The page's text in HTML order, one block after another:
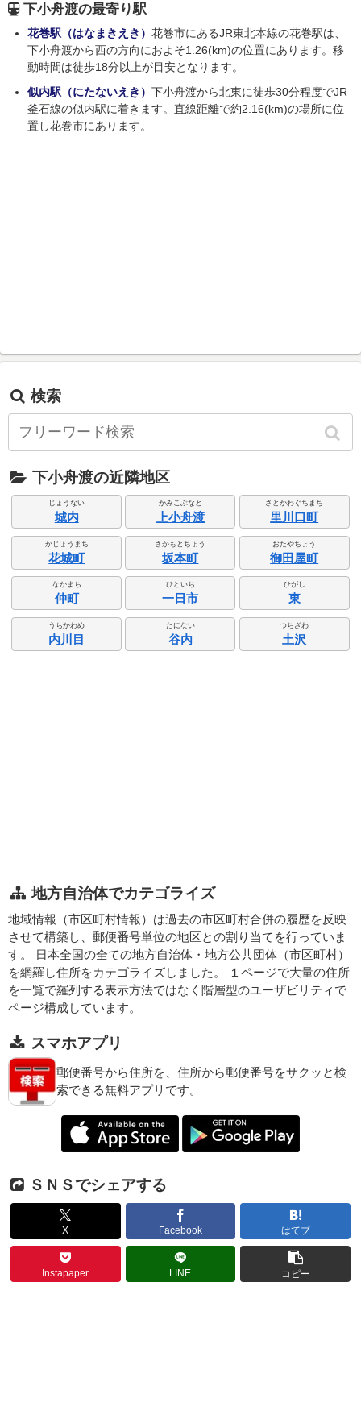
下小舟渡の最寄り駅
花巻駅（はなまきえき） 花巻市にあるJR東北本線の花巻駅は、
下小舟渡から西の方向におよそ1.26(km)の位置にあります。移
動時間は徒歩18分以上が目安となります。
似内駅（にたないえき） 下小舟渡から北東に徒歩30分程度でJR
釜石線の似内駅に着きます。直線距離で約2.16(km)の場所に位
置し花巻市にあります。
検索
下小舟渡の近隣地区
じょうない
城内
かみこぶなと
上小舟渡
さとかわぐちまち
里川口町
かじょうまち
花城町
さかもとちょう
坂本町
おたやちょう
御田屋町
なかまち
仲町
ひといち
一日市
ひがし
東
うちかわめ
内川目
たにない
谷内
つちざわ
土沢
地方自治体でカテゴライズ
地域情報（市区町村情報）は過去の市区町村合併の履歴を反映
させて構築し、郵便番号単位の地区との割り当てを行っていま
す。 日本全国の全ての地方自治体・地方公共団体（市区町村）
を網羅し住所をカテゴライズしました。 １ページで大量の住所
を一覧で羅列する表示方法ではなく階層型のユーザビリティで
ページ構成しています。
スマホアプリ
郵便番号から住所を、住所から郵便番号をサクッと検
索できる無料アプリです。
ＳＮＳでシェアする
X Facebook はてブ
Instapaper LINE コピー